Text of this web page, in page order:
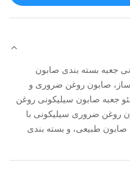
جعبه بسته بندی صابون
صابون روغن ضروری و
جعبه صابون سیلیکونی روغن
روغن ضروری سیلیکونی با
طبیعی، و بسته بندی